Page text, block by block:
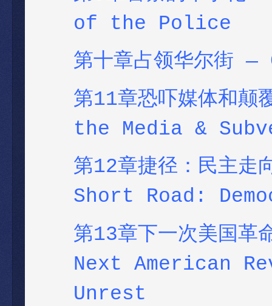
of the Police
第十章占领华尔
第11章恐吓媒体和颠
the Media &
第12章捷径：民主
Short Road:
第13章下一次美国
Next American
Unrest